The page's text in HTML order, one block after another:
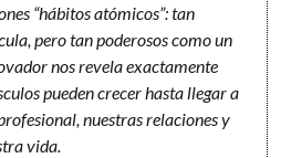
“hábitos atómicos”: tan
pero tan poderosos como un
nos revela exactamente
pueden crecer hasta llegar a
nuestras relaciones y
vida.